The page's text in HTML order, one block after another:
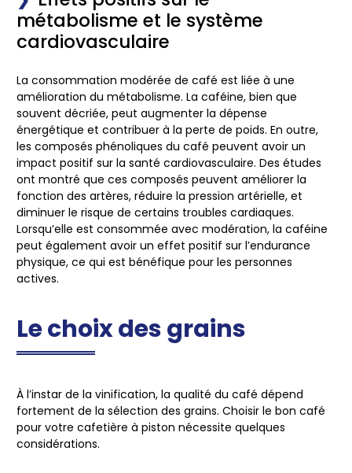
métabolisme et le système
cardiovasculaire
La consommation modérée de café est liée à une
amélioration du métabolisme. La caféine, bien que
souvent décriée, peut augmenter la dépense
énergétique et contribuer à la perte de poids. En outre,
les composés phénoliques du café peuvent avoir un
impact positif sur la santé cardiovasculaire. Des études
ont montré que ces composés peuvent améliorer la
fonction des artères, réduire la pression artérielle, et
diminuer le risque de certains troubles cardiaques.
Lorsqu’elle est consommée avec modération, la caféine
peut également avoir un effet positif sur l’endurance
physique, ce qui est bénéfique pour les personnes
actives.
Le choix des grains
À l’instar de la vinification, la qualité du café dépend
fortement de la sélection des grains. Choisir le bon café
pour votre cafetière à piston nécessite quelques
considérations.